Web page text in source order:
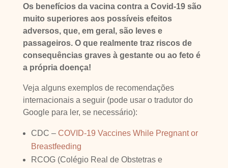
Os benefícios da vacina contra a Covid-19 são
muito superiores aos possíveis efeitos
adversos, que, em geral, são leves e
passageiros. O que realmente traz riscos de
consequências graves à gestante ou ao feto é
a própria doença!
Veja alguns exemplos de recomendações
internacionais a seguir (pode usar o tradutor do
Google para ler, se necessário):
CDC – COVID-19 Vaccines While Pregnant or
Breastfeeding
RCOG (Colégio Real de Obstetras e